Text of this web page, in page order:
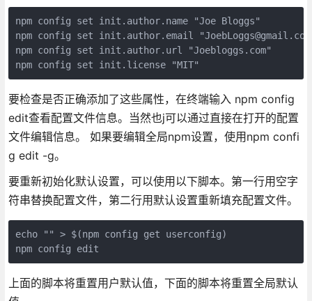
npm config set init.author.name "Joe Bloggs"
npm config set init.author.email
npm config set init.author.url "Joebloggs.com"
要检查是否正确添加了这些属性，在终端输入 npm config
edit查看配置文件信息。当然也j可以通过直接在打开的配置
文件编辑信息。 如果要编辑全局npm设置，使用npm confi
g edit -g。
要重新初始化默认设置，可以使用以下脚本。第一行用空字
符串替换配置文件，第二行用默认设置重新填充配置文件。
echo "" > $(npm config get userconfig)
上面的脚本将重置用户默认值，下面的脚本将重置全局默认